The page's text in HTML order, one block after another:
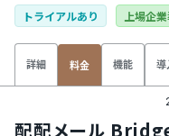
トライアルあり 上場企
詳細 料金 機能 導
配配メール